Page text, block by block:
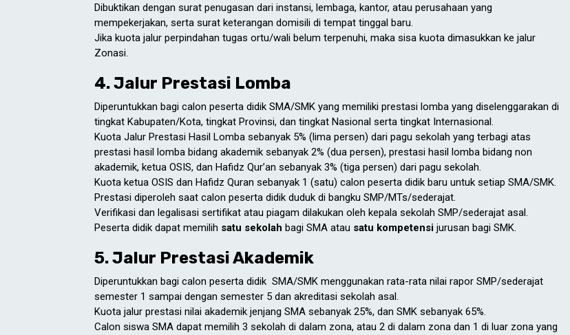
Dibuktikan dengan surat penugasan dari instansi, lembaga, kantor, atau perusahaan yang
mempekerjakan, serta surat keterangan domisili di tempat tinggal baru.
Jika kuota jalur perpindahan tugas ortu/wali belum terpenuhi, maka sisa kuota dimasukkan ke jalur
Zonasi.
4. Jalur Prestasi Lomba
Diperuntukkan bagi calon peserta didik SMA/SMK yang memiliki prestasi lomba yang diselenggarakan di
tingkat Kabupaten/Kota, tingkat Provinsi, dan tingkat Nasional serta tingkat Internasional.
Kuota Jalur Prestasi Hasil Lomba sebanyak 5% (lima persen) dari pagu sekolah yang terbagi atas
prestasi hasil lomba bidang akademik sebanyak 2% (dua persen), prestasi hasil lomba bidang non
akademik, ketua OSIS, dan Hafidz Qur’an sebanyak 3% (tiga persen) dari pagu sekolah.
Kuota ketua OSIS dan Hafidz Quran sebanyak 1 (satu) calon peserta didik baru untuk setiap SMA/SMK.
Prestasi diperoleh saat calon peserta didik duduk di bangku SMP/MTs/sederajat.
Verifikasi dan legalisasi sertifikat atau piagam dilakukan oleh kepala sekolah SMP/sederajat asal.
Peserta didik dapat memilih satu sekolah bagi SMA atau satu kompetensi jurusan bagi SMK.
5. Jalur Prestasi Akademik
Diperuntukkan bagi calon peserta didik SMA/SMK menggunakan rata-rata nilai rapor SMP/sederajat
semester 1 sampai dengan semester 5 dan akreditasi sekolah asal.
Kuota jalur prestasi nilai akademik jenjang SMA sebanyak 25%, dan SMK sebanyak 65%.
Calon siswa SMA dapat memilih 3 sekolah di dalam zona, atau 2 di dalam zona dan 1 di luar zona yang